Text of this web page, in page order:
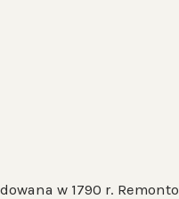
w 1790 r.